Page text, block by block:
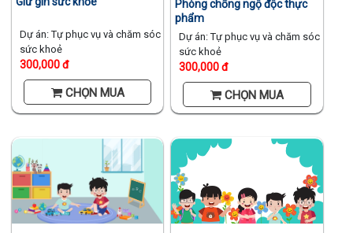
Dự án: Tự phục vụ và chăm sóc
sức khoẻ
300,000 đ
CHỌN MUA
Phòng chống ngộ độc thực
phẩm
Dự án: Tự phục vụ và chăm sóc
sức khoẻ
300,000 đ
CHỌN MUA